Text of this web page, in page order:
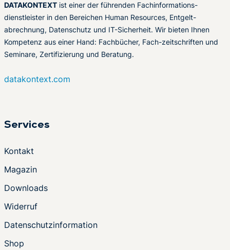
DATAKONTEXT ist einer der führenden Fachinformations-
dienstleister in den Bereichen Human Resources, Entgelt-
abrechnung, Datenschutz und IT-Sicherheit. Wir bieten Ihnen
Kompetenz aus einer Hand: Fachbücher, Fach-zeitschriften und
Seminare, Zertifizierung und Beratung.
datakontext.com
Services
Kontakt
Magazin
Downloads
Widerruf
Datenschutzinformation
Shop